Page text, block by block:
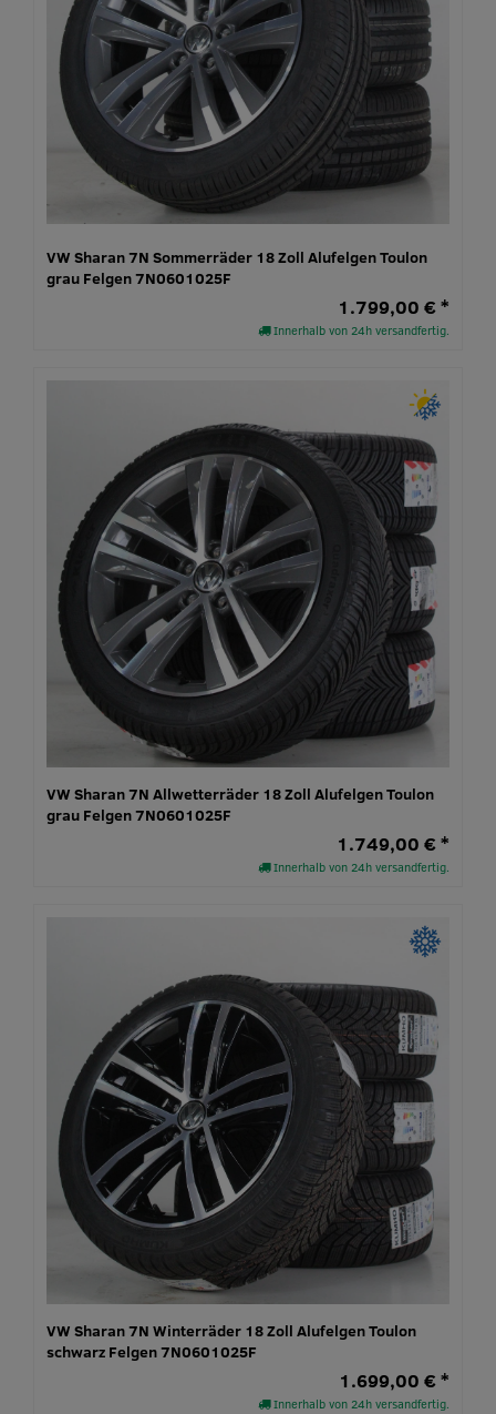
VW Sharan 7N Sommerräder 18 Zoll Alufelgen Toulon
grau Felgen 7N0601025F
Innerhalb von 24h versandfertig.
1.799,00 € *
VW Sharan 7N Allwetterräder 18 Zoll Alufelgen Toulon
grau Felgen 7N0601025F
Innerhalb von 24h versandfertig.
1.749,00 € *
VW Sharan 7N Winterräder 18 Zoll Alufelgen Toulon
schwarz Felgen 7N0601025F
Innerhalb von 24h versandfertig.
1.699,00 € *